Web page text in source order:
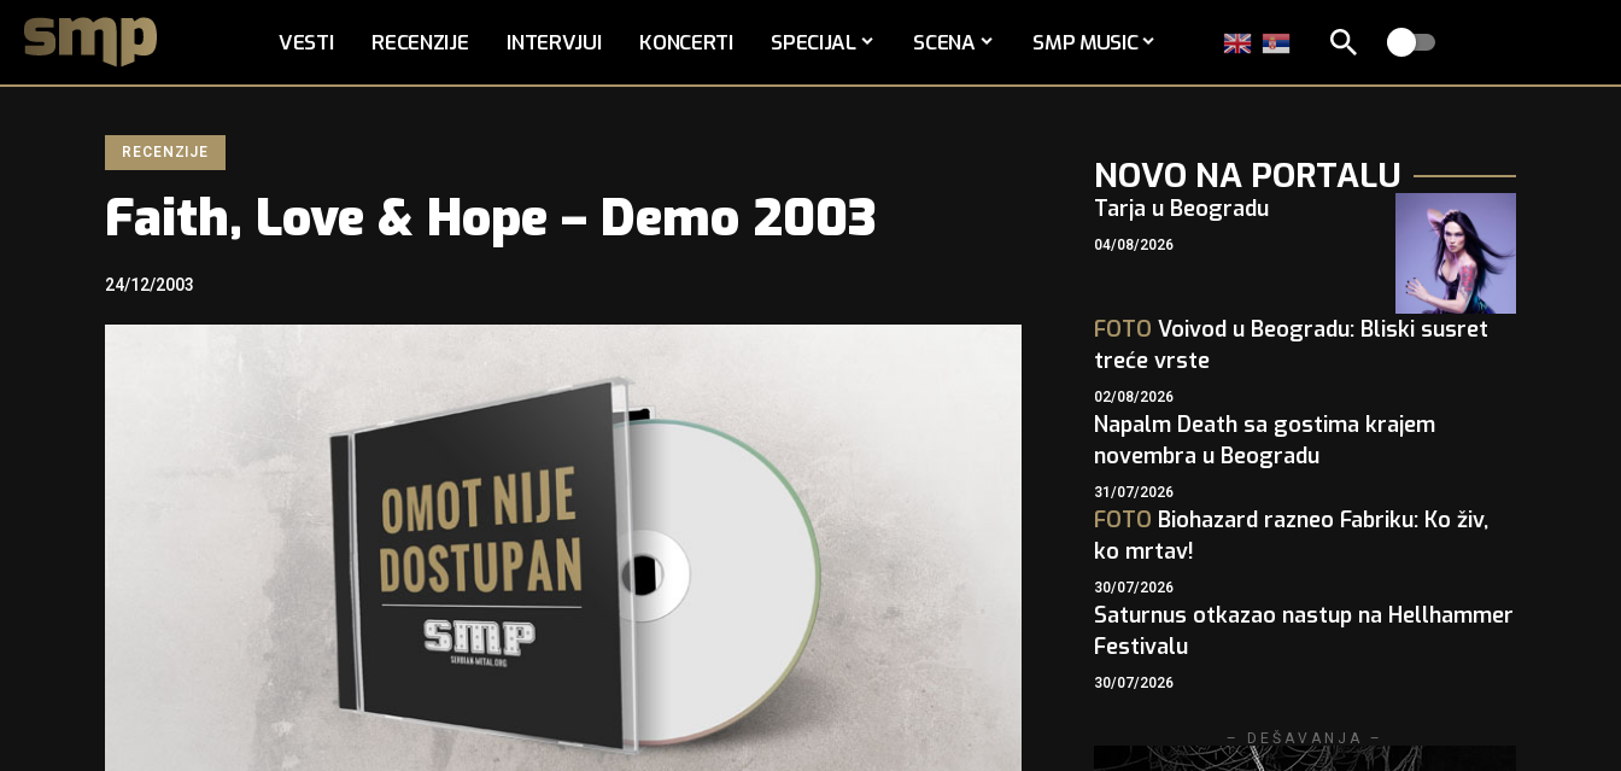
VESTI RECENZIJE INTERVJUI KONCERTI SPECIJAL SCENA SMP MUSIC
RECENZIJE
Faith, Love & Hope – Demo 2003
24/12/2003
NOVO NA PORTALU
Tarja u Beogradu
04/08/2026
FOTO Voivod u Beogradu: Bliski susret
treće vrste
02/08/2026
Napalm Death sa gostima krajem
novembra u Beogradu
31/07/2026
FOTO Biohazard razneo Fabriku: Ko živ,
ko mrtav!
30/07/2026
Saturnus otkazao nastup na Hellhammer
Festivalu
30/07/2026
– DEŠAVANJA –